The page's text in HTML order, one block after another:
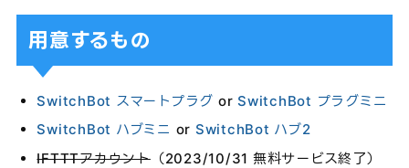
用意するもの
SwitchBot スマートプラグ orSwitchBot プラグミニ
SwitchBot ハブミニ or SwitchBot ハブ2
IFTTTアカウント（2023/10/31 無料サービス終了）